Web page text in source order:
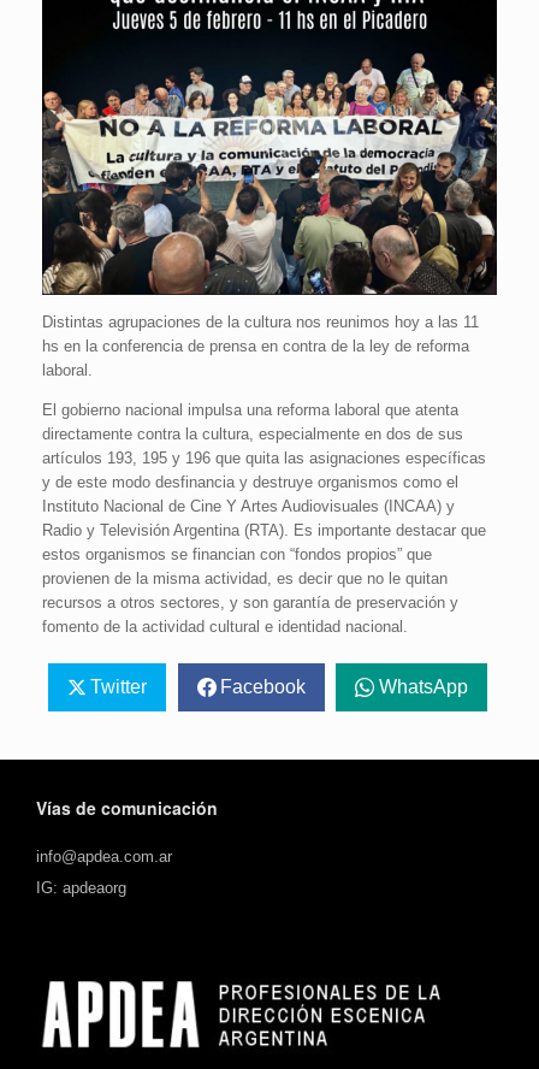
Distintas agrupaciones de la cultura nos reunimos hoy a las 11
hs en la conferencia de prensa en contra de la ley de reforma
laboral.
El gobierno nacional impulsa una reforma laboral que atenta
directamente contra la cultura, especialmente en dos de sus
artículos 193, 195 y 196 que quita las asignaciones específicas
y de este modo desfinancia y destruye organismos como el
Instituto Nacional de Cine Y Artes Audiovisuales (INCAA) y
Radio y Televisión Argentina (RTA). Es importante destacar que
estos organismos se financian con “fondos propios” que
provienen de la misma actividad, es decir que no le quitan
recursos a otros sectores, y son garantía de preservación y
fomento de la actividad cultural e identidad nacional.
Twitter Facebook WhatsApp
Vías de comunicación
info@apdea.com.ar
IG: apdeaorg